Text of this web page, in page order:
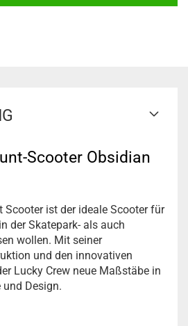
Scooter Obsidian
Scooter ist der ideale Scooter für
der Skatepark- als auch
wollen. Mit seiner
und den innovativen
Lucky Crew neue Maßstäbe in
Design.